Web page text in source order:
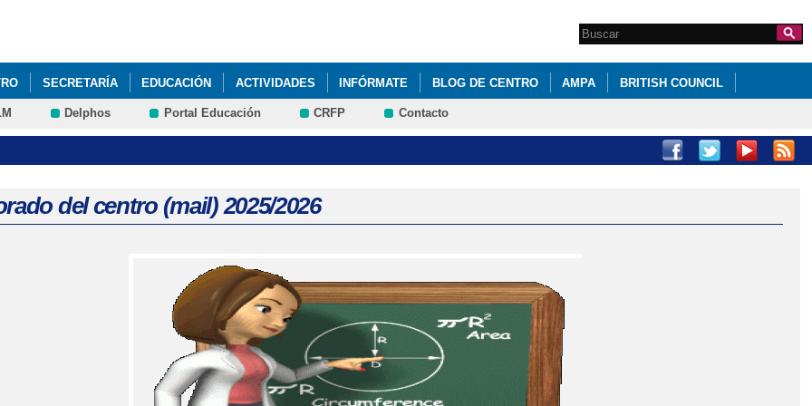
Formulario de
búsqueda
Search this site
SECRETARÍA EDUCACIÓN ACTIVIDADES INFÓRMATE BLOG DE CENTRO AMPA BRITISH COUNCIL
REUNIÓN FAMILIAS EDUCACIÓN INFANTIL 3 AÑOS CURSO 2025 2026
Delphos Portal Educación CRFP Contacto
del centro (mail) 2025/2026